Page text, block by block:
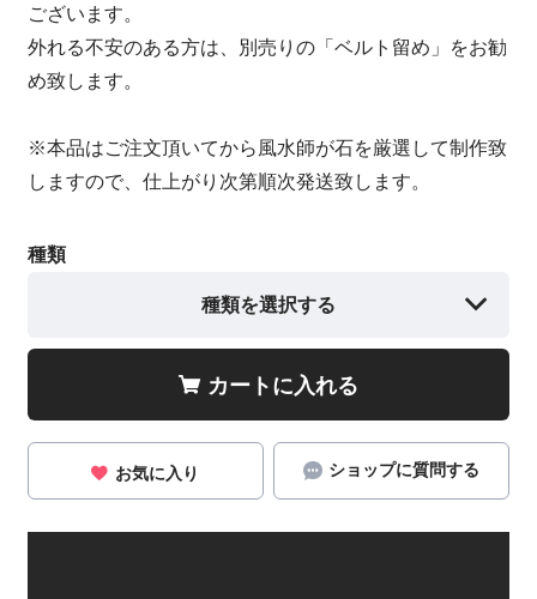
ございます。
外れる不安のある方は、別売りの「ベルト留め」をお勧
め致します。
※本品はご注文頂いてから風水師が石を厳選して制作致
しますので、仕上がり次第順次発送致します。
種類
種類を選択する
カートに入れる
お気に入り ショップに質問する